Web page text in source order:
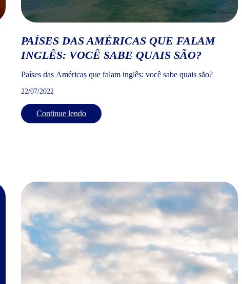
PAÍSES DAS AMÉRICAS QUE FALAM
INGLÊS: VOCÊ SABE QUAIS SÃO?
Países das Américas que falam inglês: você sabe quais são?
22/07/2022
Continue lendo